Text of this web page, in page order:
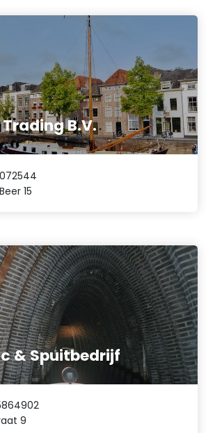
B.V.
15
& Spuitbedrijf
9